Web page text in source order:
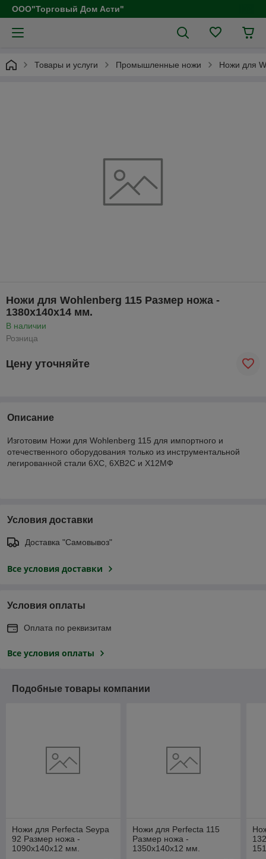
ООО"Торговый Дом Асти"
Товары и услуги Промышленные ножи Ножи для
Ножи для Wohlenberg 115 Размер ножа -
1380х140х14 мм.
В наличии
Розница
Цену уточняйте
Описание
Изготовим Ножи для Wohlenberg 115 для импортного и
отечественного оборудования только из инструментальной
легированной стали 6ХС, 6ХВ2С и Х12МФ
Условия доставки
Доставка "Самовывоз"
Все условия доставки
Условия оплаты
Оплата по реквизитам
Все условия оплаты
Подобные товары компании
Ножи для Perfecta Seypa
92 Размер ножа -
1090х140х12 мм.
Ножи для Perfecta 115
Размер ножа -
1350х140х12 мм.